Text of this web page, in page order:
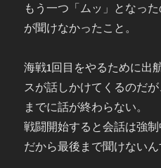
もう一つ「ムッ」となっ
が聞けなかったこと。
海戦1回目をやるために出
スが話しかけてくるのだ
までに話が終わらない。
戦闘開始すると会話は強制
だから最後まで聞けないん